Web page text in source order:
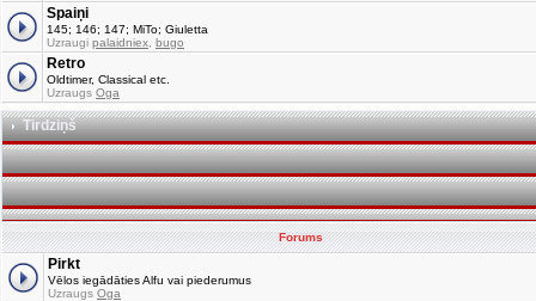
Spaiņi
145; 146; 147; MiTo; Giuletta
Uzraugi palaidniex bugo
Retro
Oldtimer, Classical etc.
Uzraugs Oga
Tirdziņš
Forums
Pirkt
Vēlos iegādāties Alfu vai piederumus
Uzraugs Oga